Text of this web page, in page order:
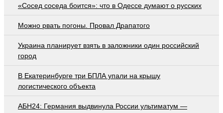
«Сосед соседа боится»: что в Одессе думают о русских
Можно рвать погоны. Провал Драпатого
Украина планирует взять в заложники один российский
город
В Екатеринбурге три БПЛА упали на крышу
логистического объекта
АБН24: Германия выдвинула России ультиматум —